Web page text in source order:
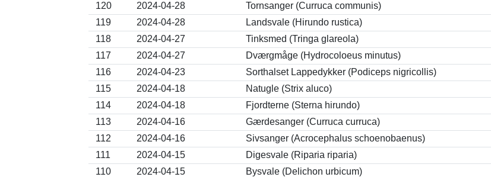
120
2024-04-28
Tornsanger (Curruca communis)
119
2024-04-28
Landsvale (Hirundo rustica)
118
2024-04-27
Tinksmed (Tringa glareola)
117
2024-04-27
Dværgmåge (Hydrocoloeus minutus)
116
2024-04-23
Sorthalset Lappedykker (Podiceps nigricollis)
115
2024-04-18
Natugle (Strix aluco)
114
2024-04-18
Fjordterne (Sterna hirundo)
113
2024-04-16
Gærdesanger (Curruca curruca)
112
2024-04-16
Sivsanger (Acrocephalus schoenobaenus)
111
2024-04-15
Digesvale (Riparia riparia)
110
2024-04-15
Bysvale (Delichon urbicum)